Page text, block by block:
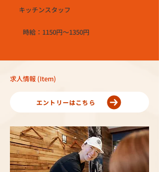
キッチンスタッフ
時給：1150円～1350円
求人情報 (Item)
エントリーはこちら